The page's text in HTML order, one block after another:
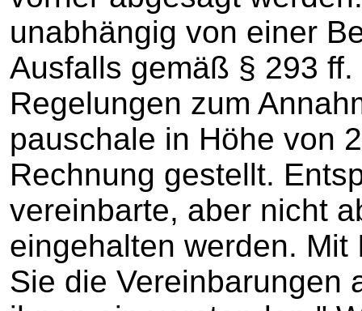
unabhängig von einer
Ausfalls gemäß § 293
Regelungen zum
pauschale in Höhe von
Rechnung gestellt.
vereinbarte, aber nicht
eingehalten werden.
Sie die Vereinbarungen